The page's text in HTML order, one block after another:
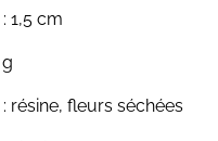
1,5 cm
résine, fleurs séchées